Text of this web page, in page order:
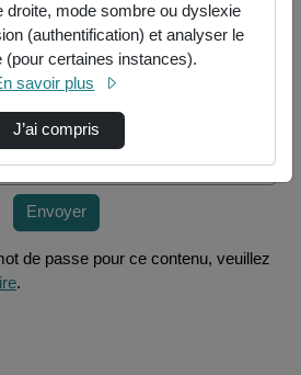
par un mot de passe, veuillez le
Envoyer
de passe pour ce contenu, veuillez
.
droite, mode sombre ou dyslexie
(authentification) et analyser le
(pour certaines instances).
savoir plus
J’ai compris